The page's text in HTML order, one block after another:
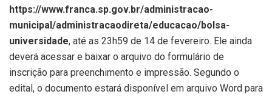
https://www.franca.sp.gov.br/administracao-
municipal/administracaodireta/educacao/bolsa-
universidade, até as 23h59 de 14 de fevereiro. Ele ainda
deverá acessar e baixar o arquivo do formulário de
inscrição para preenchimento e impressão. Segundo o
edital, o documento estará disponível em arquivo Word para